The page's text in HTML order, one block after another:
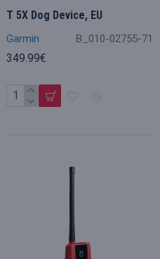
Garmin B_010-02755-71
T 5X Dog Device, EU
349.99€